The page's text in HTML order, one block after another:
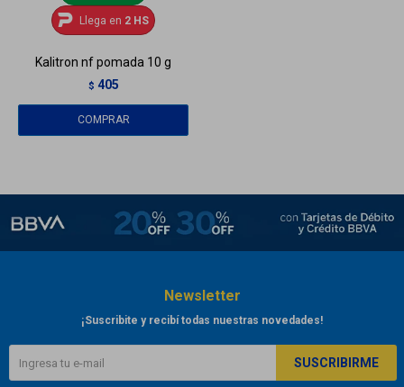
Llega en 2 HS
Kalitron nf pomada 10 g
$ 405
Newsletter
¡Suscribite y recibí todas nuestras novedades!
SUSCRIBIRME